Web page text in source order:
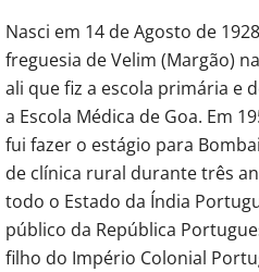
Nasci em 14 de Agosto de
freguesia de Velim (Margão)
ali que fiz a escola primária e
a Escola Médica de Goa. Em
fui fazer o estágio para
de clínica rural durante três
todo o Estado da Índia
público da República
filho do Império Colonial